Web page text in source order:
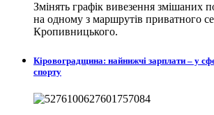
Змінять графік вивезення змішаних
на одному з маршрутів приватного
Кропивницького.
Кіровоградщина: найнижчі зарплати – у
спорту